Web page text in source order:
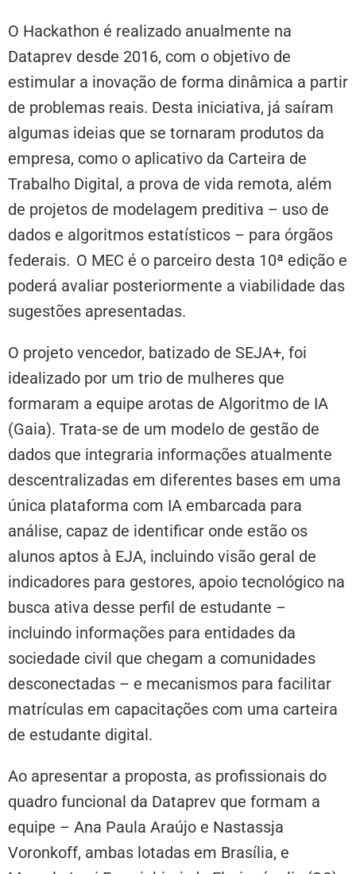
O Hackathon é realizado anualmente na
Dataprev desde 2016, com o objetivo de
estimular a inovação de forma dinâmica a partir
de problemas reais. Desta iniciativa, já saíram
algumas ideias que se tornaram produtos da
empresa, como o aplicativo da Carteira de
Trabalho Digital, a prova de vida remota, além
de projetos de modelagem preditiva – uso de
dados e algoritmos estatísticos – para órgãos
federais. O MEC é o parceiro desta 10ª edição e
poderá avaliar posteriormente a viabilidade das
sugestões apresentadas.
O projeto vencedor, batizado de SEJA+, foi
idealizado por um trio de mulheres que
formaram a equipe arotas de Algoritmo de IA
(Gaia). Trata-se de um modelo de gestão de
dados que integraria informações atualmente
descentralizadas em diferentes bases em uma
única plataforma com IA embarcada para
análise, capaz de identificar onde estão os
alunos aptos à EJA, incluindo visão geral de
indicadores para gestores, apoio tecnológico na
busca ativa desse perfil de estudante –
incluindo informações para entidades da
sociedade civil que chegam a comunidades
desconectadas – e mecanismos para facilitar
matrículas em capacitações com uma carteira
de estudante digital.
Ao apresentar a proposta, as profissionais do
quadro funcional da Dataprev que formam a
equipe – Ana Paula Araújo e Nastassja
Voronkoff, ambas lotadas em Brasília, e